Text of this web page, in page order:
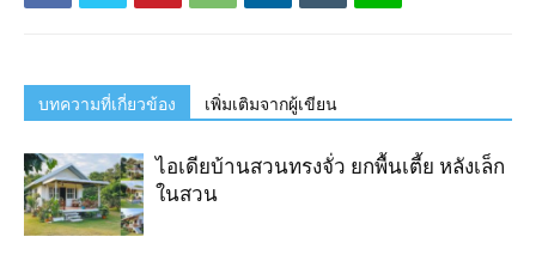
บทความที่เกี่ยวข้อง เพิ่มเติมจากผู้เขียน
ไอเดียบ้านสวนทรงจั่ว ยกพื้นเตี้ย หลังเล็ก
ในสวน